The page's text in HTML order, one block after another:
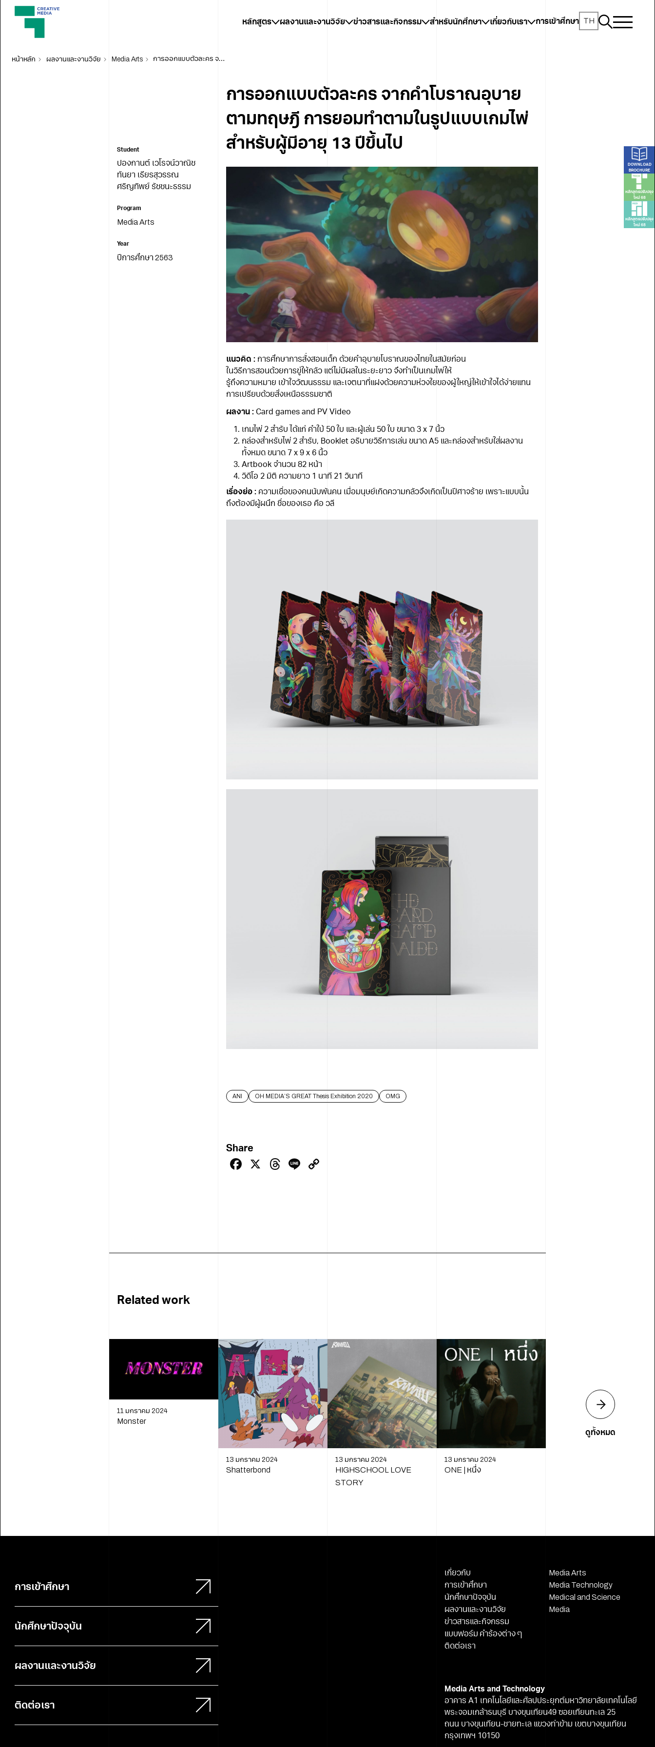
หลักสูตร ผลงานและงานวิจัย ข่าวสารและกิจกรรม สำหรับนักศึกษา เกี่ยวกับเรา การเข้าศึกษา TH
DOWNLOAD
BROCHURE
หลักสูตรปรับปรุง
ใหม่ 68
หลักสูตรปรับปรุง
ใหม่ 68
หน้าหลัก ผลงานและงานวิจัย Media Arts การออกแบบตัวละคร จากคำโบราณอุบายตามทฤษฎี การยอมทำตามในรูปแบบเกมไพ่ สำหรับผู้มีอายุ 13 ปีขึ้นไป
Student
ปองกานต์ เวโรจน์วาณิช
ทันยา เธียรสุวรรณ
ศริญทิพย์ รัชชนะธรรม
Program
Media Arts
Year
ปีการศึกษา 2563
การออกแบบตัวละคร จากคำโบราณอุบาย
ตามทฤษฎี การยอมทำตามในรูปแบบเกมไพ่
สำหรับผู้มีอายุ 13 ปีขึ้นไป
แนวคิด :การศึกษาการสั่งสอนเด็ก ด้วยคำอุบายโบราณของไทยในสมัยก่อน
ในวิธีการสอนด้วยการขู่ให้กลัว แต่ไม่มีผลในระยะยาว จึงทำเป็นเกมไพ่ให้
รู้ถึงความหมาย เข้าใจวัฒนธรรม และเจตนาที่แฝงด้วยความห่วงใยของผู้ใหญ่ให้เข้าใจได้ง่ายแทน
การเปรียบด้วยสิ่งเหนือธรรมชาติ
ผลงาน :Card games and PV Video
เกมไพ่ 2 สำรับ ได้แก่ คำใบ้ 50 ใบ และผู้เล่น 50 ใบ ขนาด 3 x 7 นิ้ว
กล่องสำหรับไพ่ 2 สำรับ, Booklet อธิบายวิธีการเล่น ขนาด A5 และกล่องสำหรับใส่ผลงาน
ทั้งหมด ขนาด 7 x 9 x 6 นิ้ว
Artbook จำนวน 82 หน้า
วิดีโอ 2 มิติ ความยาว 1 นาที 21 วินาที
เรื่องย่อ :ความเชื่อของคนนับพันคน เมื่อมนุษย์เกิดความกลัวจึงเกิดเป็นปีศาจร้าย เพราะแบบนั้น
ถึงต้องมีผู้ผนึก ชื่อของเธอ คือ วลี
ANI OH MEDIA’S GREAT Thesis Exhibition 2020 OMG
Share
Facebook
X Threads
Line
Related work
11 มกราคม 2024
Monster
13 มกราคม 2024
Shatterbond
13 มกราคม 2024
HIGHSCHOOL LOVE
STORY
13 มกราคม 2024
ONE | หนึ่ง
ดูทั้งหมด
การเข้าศึกษา
นักศึกษาปัจจุบัน
ผลงานและงานวิจัย
ติดต่อเรา
เกี่ยวกับ
การเข้าศึกษา
นักศึกษาปัจจุบัน
ผลงานและงานวิจัย
ข่าวสารและกิจกรรม
แบบฟอร์ม คำร้องต่าง ๆ
ติดต่อเรา
Media Arts
Media Technology
Medical and Science
Media
Media Arts and Technology
อาคาร A1 เทคโนโลยีและศิลปประยุกต์มหาวิทยาลัยเทคโนโลยี
พระจอมเกล้าธนบุรี บางขุนเทียน49 ซอยเทียนทะเล 25
ถนน บางขุนเทียน-ชายทะเล แขวงท่าข้าม เขตบางขุนเทียน
กรุงเทพฯ 10150